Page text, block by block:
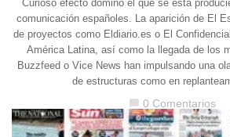
Curioso efecto dominó el que se está
comunicación españoles. La aparición de El
de proyectos como Eldiario.es o El
América Latina, así como la llegada de los
Buzzfeed o Vice News han impulsando una
de estructuras como en
chat_bubble 0 Comentarios